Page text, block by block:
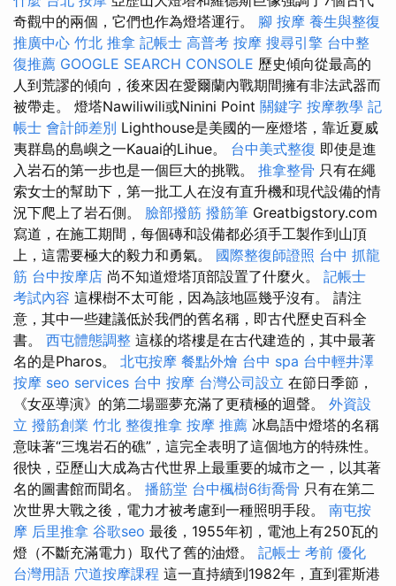
奇觀中的兩個，它們也作為燈塔運行。 腳 按摩 養生與整復
推廣中心 竹北 推拿 記帳士 高普考 按摩 搜尋引擎 台中整
復推薦 GOOGLE SEARCH CONSOLE 歷史傾向從最高的
人到荒謬的傾向，後來因在愛爾蘭內戰期間擁有非法武器而
被帶走。 燈塔Nawiliwili或Ninini Point 關鍵字 按摩教學 記
帳士 會計師差別 Lighthouse是美國的一座燈塔，靠近夏威
夷群島的島嶼之一Kauai的Lihue。 台中美式整復 即使是進
入岩石的第一步也是一個巨大的挑戰。 推拿整骨 只有在繩
索女士的幫助下，第一批工人在沒有直升機和現代設備的情
況下爬上了岩石側。 臉部撥筋 撥筋筆 Greatbigstory.com
寫道，在施工期間，每個磚和設備都必須手工製作到山頂
上，這需要極大的毅力和勇氣。 國際整復師證照 台中 抓龍
筋 台中按摩店 尚不知道燈塔頂部設置了什麼火。 記帳士
考試內容 這棵樹不太可能，因為該地區幾乎沒有。 請注
意，其中一些建議低於我們的舊名稱，即古代歷史百科全
書。 西屯體態調整 這樣的塔樓​​是在古代建造的，其中最著
名的是Pharos。 北屯按摩 餐點外燴 台中 spa 台中輕井澤
按摩 seo services 台中 按摩 台灣公司設立 在節日季節，
《女巫導演》的第二場噩夢充滿了更積極的迴聲。 外資設
立 撥筋創業 竹北 整復推拿 按摩 推薦 冰島語中燈塔的名稱
意味著“三塊岩石的礁”，這完全表明了這個地方的特殊性。
很快，亞歷山大成為古代世界上最重要的城市之一，以其著
名的圖書館而聞名。 播筋堂 台中楓樹6街喬骨 只有在第二
次世界大戰之後，電力才被考慮到一種照明手段。 南屯按
摩 后里推拿 谷歌seo 最後，1955年初，電池上有250瓦的
燈（不斷充滿電力）取代了舊的油燈。 記帳士 考前 優化
台灣用語 穴道按摩課程 這一直持續到1982年，直到霍斯港